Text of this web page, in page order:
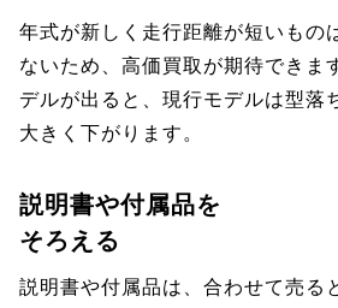
年式が新しく走行距離が短いもの
ないため、高価買取が期待できま
デルが出ると、現行モデルは型落
大きく下がります。
説明書や付属品を
そろえる
説明書や付属品は、合わせて売る